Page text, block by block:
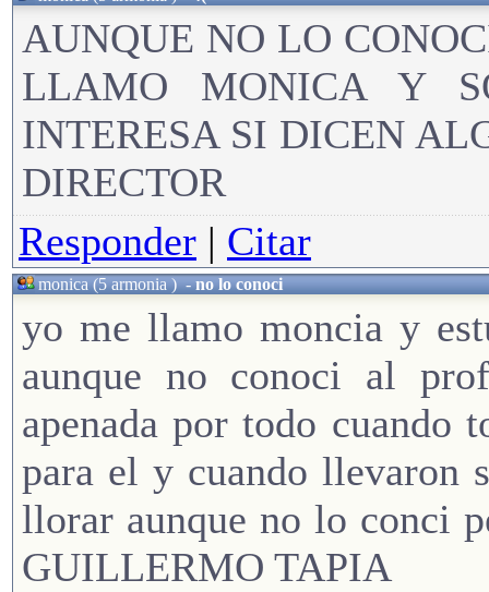
AUNQUE NO LO
LLAMO MONICA Y
INTERESA SI DICEN
DIRECTOR
Responder | Citar
monica (5 armonia )-no lo conoci
yo me llamo moncia y
aunque no conoci al
apenada por todo cuando
para el y cuando llevaron
llorar aunque no lo conci
GUILLERMO TAPIA